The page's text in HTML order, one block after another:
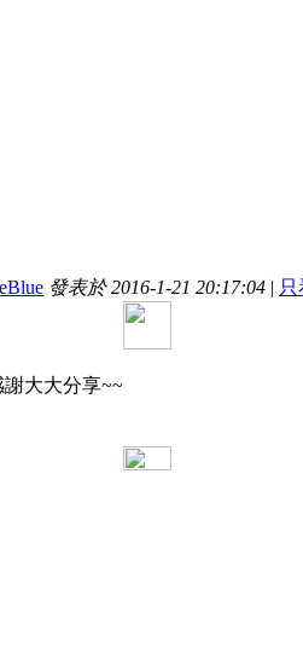
發表於 2016-1-21 20:17:04 |
謝大大分享~~